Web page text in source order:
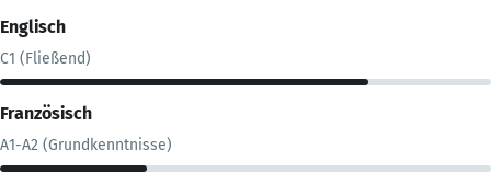
Englisch
C1 (Fließend)
Französisch
A1-A2 (Grundkenntnisse)